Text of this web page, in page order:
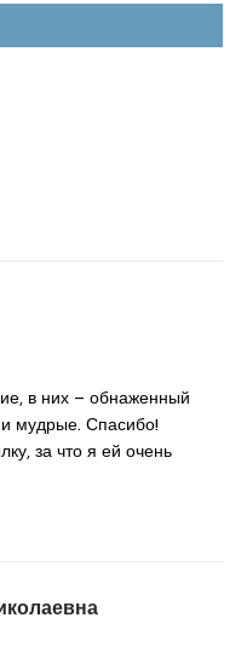
в них – обнаженный
мудрые. Спасибо!
за что я ей очень